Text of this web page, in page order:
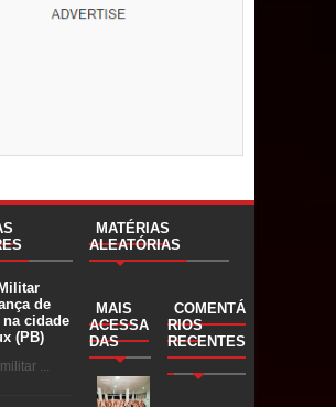
de
cidade
(PB)
...
MATÉRIAS
ALEATÓRIAS
MAIS
ACESSA
DAS
COMENTÁ
RIOS
RECENTES